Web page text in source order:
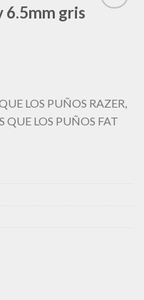
6.5mm gris
LOS PUÑOS RAZER,
QUE LOS PUÑOS FAT